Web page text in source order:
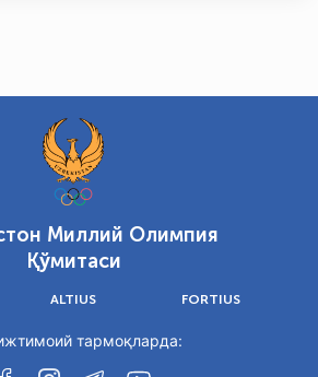
Миллий Олимпия
Қўмитаси
ALTIUS FORTIUS
тармоқларда: